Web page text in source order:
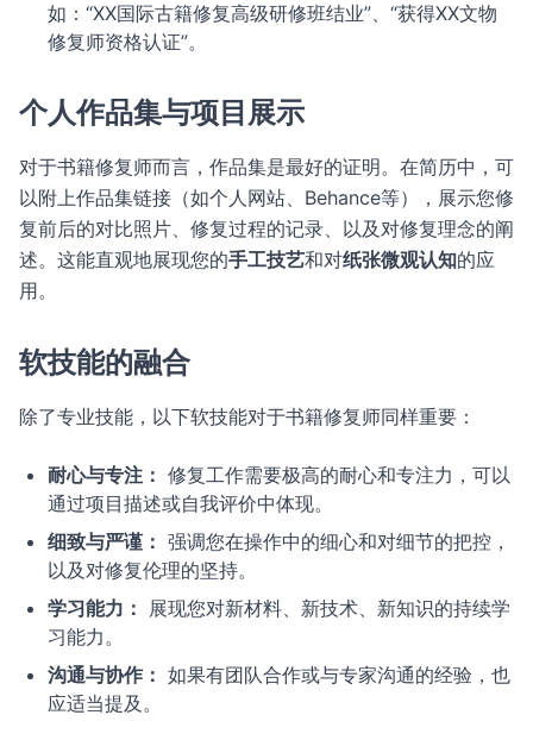
如：“XX国际古籍修复高级研修班结业”、“获得XX文物
修复师资格认证”。
个人作品集与项目展示
对于书籍修复师而言，作品集是最好的证明。在简历中，可
以附上作品集链接（如个人网站、Behance等），展示您修
复前后的对比照片、修复过程的记录、以及对修复理念的阐
述。这能直观地展现您的手工技艺和对纸张微观认知的应
用。
软技能的融合
除了专业技能，以下软技能对于书籍修复师同样重要：
耐心与专注： 修复工作需要极高的耐心和专注力，可以
通过项目描述或自我评价中体现。
细致与严谨： 强调您在操作中的细心和对细节的把控，
以及对修复伦理的坚持。
学习能力：
展现您对新材料、新技术、新知识的持续学
习能力。
沟通与协作： 如果有团队合作或与专家沟通的经验，也
应适当提及。